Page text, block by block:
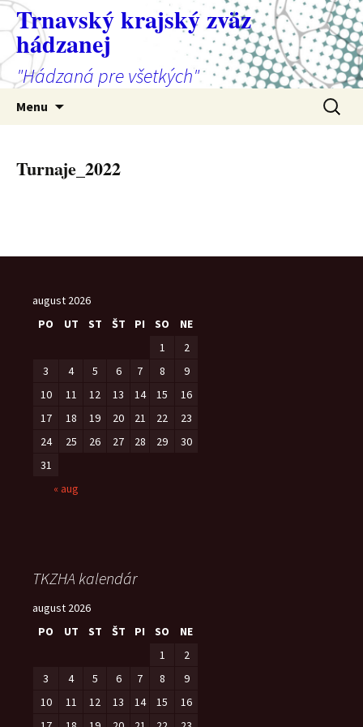
Preskočiť
na
obsah
Trnavský krajský zväz
hádzanej
"Hádzaná pre všetkých"
Menu Hľadať:
Turnaje_2022
august 2026
PO
UT ST ŠT PI SO
NE
1
2
3
4 5 6 7 8
9
10
11 12 13 14 15
16
17
18 19 20 21 22
23
24
25 26 27 28 29
30
31
« aug
TKZHA kalendár
august 2026
PO
UT ST ŠT PI SO
NE
1
2
3
4 5 6 7 8
9
10
11 12 13 14 15
16